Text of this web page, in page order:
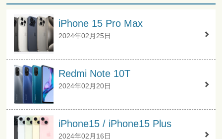
iPhone 15 Pro Max
2024年02月25日
Redmi Note 10T
2024年02月20日
iPhone15 / iPhone15 Plus
2024年02月16日